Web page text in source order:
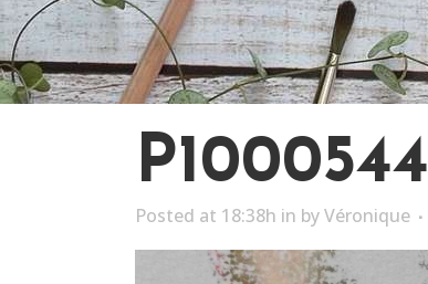
P1000544
Posted at 18:38h in byVéronique